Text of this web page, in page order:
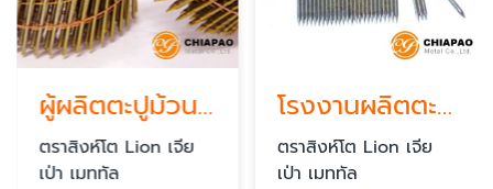
ผู้ผลิตตะปูม้วน สมุทรปราการ
ตราสิงห์โต Lion เจีย
เป่า เมททัล
โรงงานผลิตตะปูม้วน
ตราสิงห์โต Lion เจีย
เป่า เมททัล